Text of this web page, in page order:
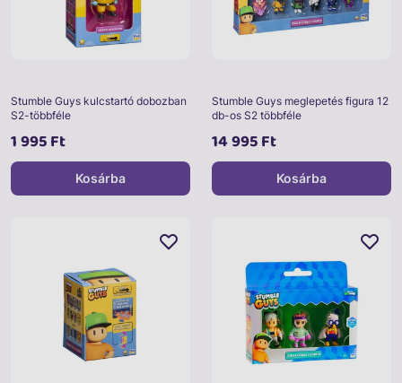
Stumble Guys kulcstartó dobozban
S2-többféle
1 995 Ft
Kosárba
Stumble Guys meglepetés figura 12
db-os S2 többféle
14 995 Ft
Kosárba